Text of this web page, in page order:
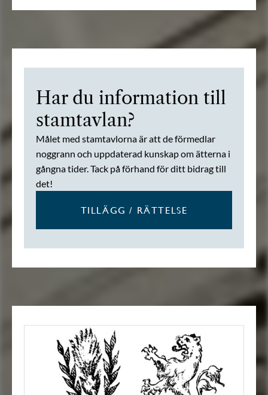
Har du information till
stamtavlan?
Målet med stamtavlorna är att de förmedlar
noggrann och uppdaterad kunskap om ätterna i
gångna tider. Tack på förhand för ditt bidrag till
det!
TILLÄGG / RÄTTELSE